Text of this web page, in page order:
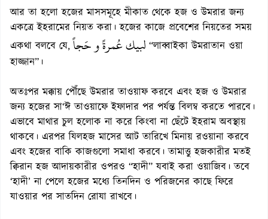
আর তা হলো হজের মাসসমূহে মীকাত থেকে হজ ও উমরার জন্য
একত্রে ইহরামের নিয়ত করা। হজের কাজে প্রবেশের নিয়তের সময়
একথা বলবে যে,لبيك عُمرةً و حَجاً “লাব্বাইকা উমরাতান ওয়া
হাজ্জান”।
অতঃপর মক্কায় পৌঁছে উমরার তাওয়াফ করবে এবং হজ ও উমরার
জন্য হজের সা‘ঈ তাওয়াফে ইফাদার পর পর্যন্ত বিলম্ব করতে পারবে।
এভাবে মাথার চুল হলোক না করে কিংবা না ছেঁটে ইহরাম অবস্থায়
থাকবে। এরপর যিলহজ মাসের আট তারিখে মিনায় রওয়ানা করবে
এবং হজের বাকি কাজগুলো সমাধা করবে। তামাত্তু হজকারীর মতই
ক্বিরান হজ আদায়কারীর ওপরও “হাদী” যবাই করা ওয়াজিব। তবে
‘হাদী’ না পেলে হজের মধ্যে তিনদিন ও পরিজনের কাছে ফিরে
যাওয়ার পর সাতদিন রোযা রাখবে।